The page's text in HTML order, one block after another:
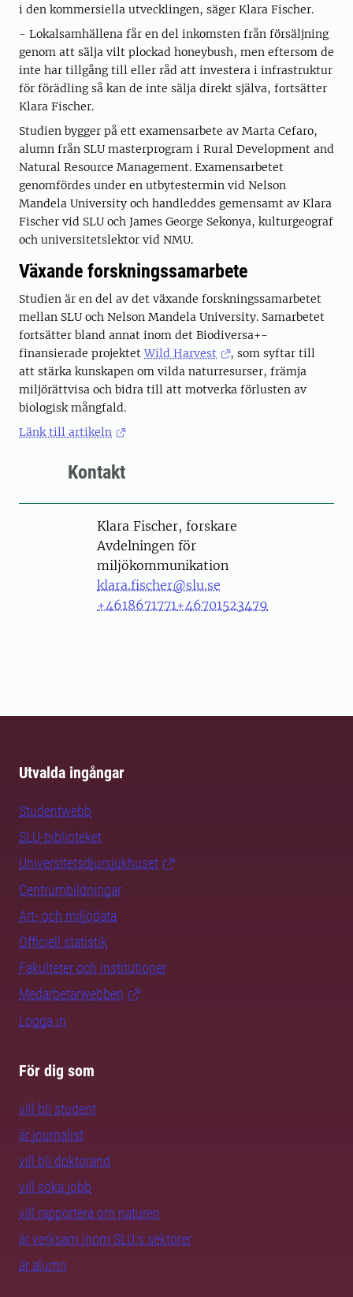
i den kommersiella utvecklingen, säger Klara Fischer.
- Lokalsamhällena får en del inkomsten från försäljning
genom att sälja vilt plockad honeybush, men eftersom de
inte har tillgång till eller råd att investera i infrastruktur
för förädling så kan de inte sälja direkt själva, fortsätter
Klara Fischer.
Studien bygger på ett examensarbete av Marta Cefaro,
alumn från SLU masterprogram i Rural Development and
Natural Resource Management. Examensarbetet
genomfördes under en utbytestermin vid Nelson
Mandela University och handleddes gemensamt av Klara
Fischer vid SLU och James George Sekonya, kulturgeograf
och universitetslektor vid NMU.
Växande forskningssamarbete
Studien är en del av det växande forskningssamarbetet
mellan SLU och Nelson Mandela University. Samarbetet
fortsätter bland annat inom det Biodiversa+-
finansierade projektetWild Harvest
, som syftar till
att stärka kunskapen om vilda naturresurser, främja
miljörättvisa och bidra till att motverka förlusten av
biologisk mångfald.
Länk till artikeln
Kontakt
PersonKlara Fischer, forskare
Avdelningen för
miljökommunikation
klara.fischer@slu.se
+4618671771+46701523479
Utvalda ingångar
Studentwebb
SLU-biblioteket
Universitetsdjursjukhuset
Centrumbildningar
Art- och miljödata
Officiell statistik
Fakulteter och institutioner
Medarbetarwebben
Logga in
För dig som
vill bli student
är journalist
vill bli doktorand
vill söka jobb
vill rapportera om naturen
är verksam inom SLU:s sektorer
är alumn